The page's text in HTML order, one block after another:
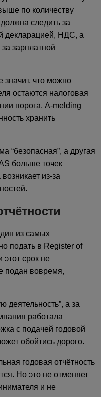
по количеству
следить за
декларацией, НДС, а
зарплатной
значит, что можно
остаются налоговая
порога, A-melding
хранить
“безопасная”, а другая
больше точек
из-за
из самых
подать в Register of
срок не
подан вовремя,
деятельность”, а за
работала
с подачей годовой
обойтись дорого.
годовая отчётность
Но это не отменяет
и не